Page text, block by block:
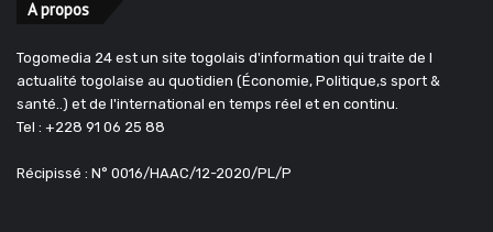
A propos
Togomedia 24 est un site togolais d'information qui traite de l
actualité togolaise au quotidien (Économie, Politique,s sport &
santé..) et de l'international en temps réel et en continu.
Tel : +228 91 06 25 88
Récipissé : N° 0016/HAAC/12-2020/PL/P